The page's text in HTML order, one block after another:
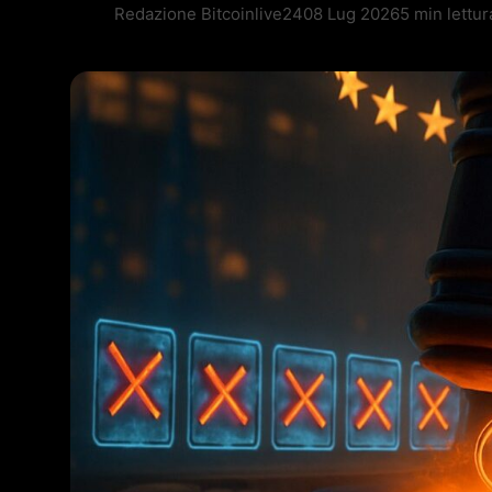
Redazione Bitcoinlive2408 Lug 20265 min